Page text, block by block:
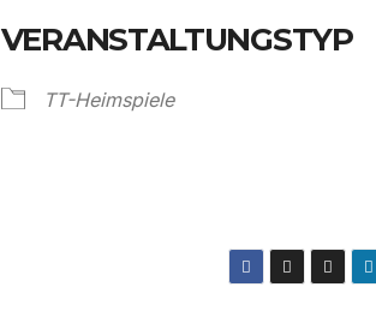
VERANSTALTUNGSTYP
TT-Heimspiele